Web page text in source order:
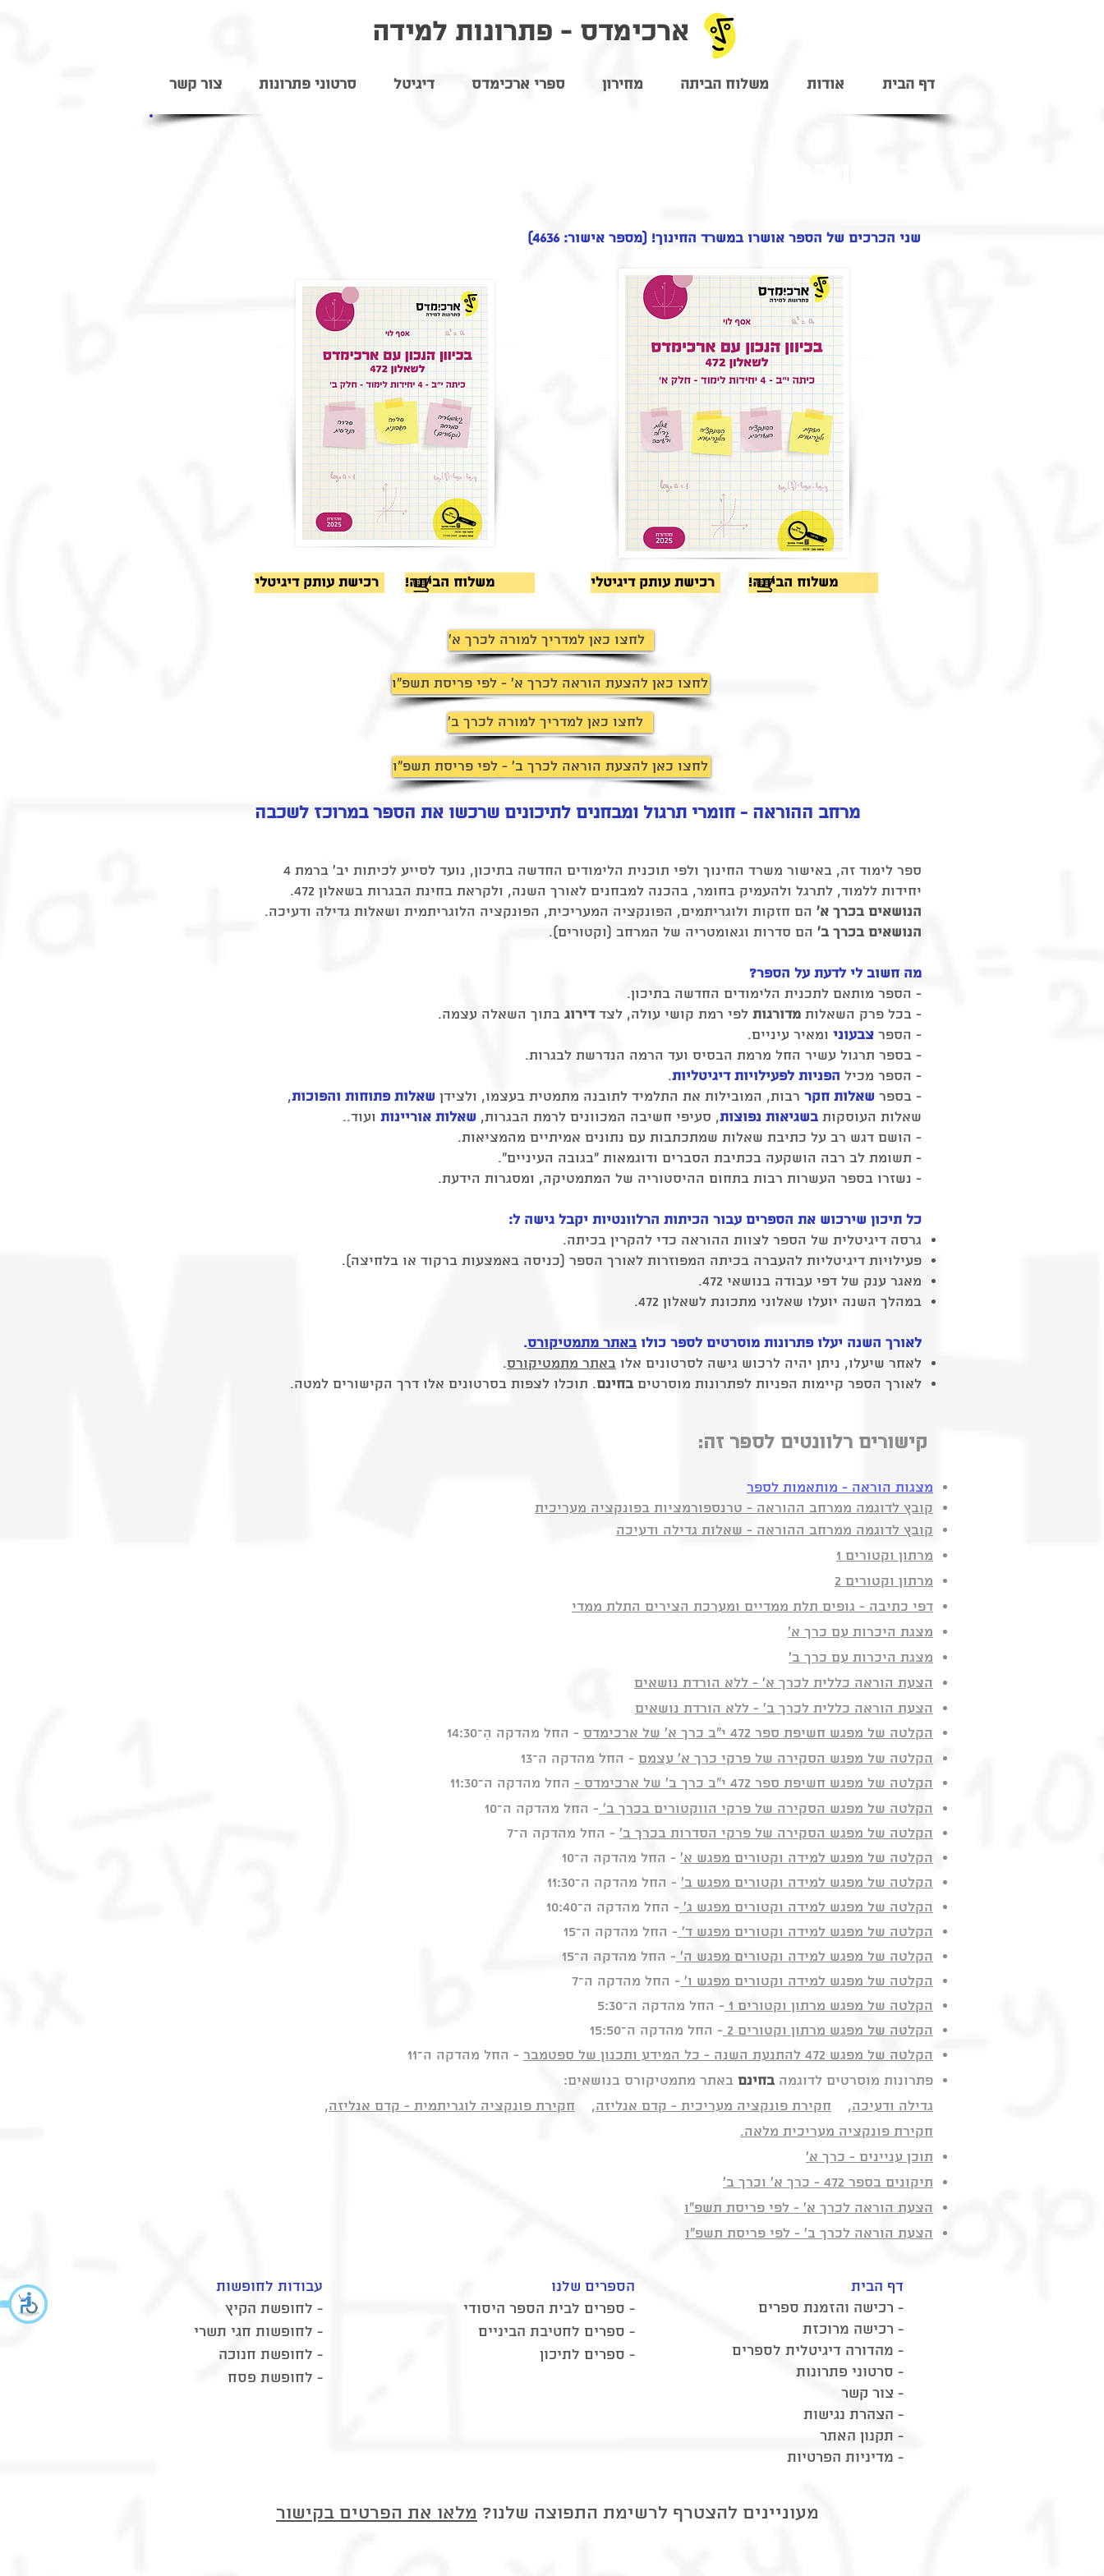
ארכימדס - פתרונות למידה
דף הבית אודות משלוח הביתה מחירון ספרי ארכימדס דיגיטל סרטוני פתרונות צור קשר
​שני הכרכים של הספר אושרו במשרד החינוך! (מספר אישור: 4636)
רכישת עותק דיגיטלי !משלוח הביתה רכישת עותק דיגיטלי !משלוח הביתה
'לחצו כאן למדריך למורה לכרך א
'לחצו כאן למדריך למורה לכרך ב
מרחב ההוראה - חומרי תרגול ומבחנים לתיכונים שרכשו את הספר במרוכז לשכבה
לחצו כאן להצעת הוראה לכרך א' - לפי פריסת תשפ"ו
לחצו כאן להצעת הוראה לכרך ב' - לפי פריסת תשפ"ו
ספר לימוד זה, באישור משרד החינוך ולפי תוכנית הלימודים החדשה בתיכון, נועד לסייע לכיתות יב' ברמת 4
יחידות ללמוד, לתרגל ולהעמיק בחומר, בהכנה למבחנים לאורך השנה, ולקראת בחינת הבגרות בשאלון 472.
​הנושאים בכרך א' הם חזקות ולוגריתמים, הפונקציה המעריכית, הפונקציה הלוגריתמית ושאלות גדילה ודעיכה.
​הנושאים בכרך ב' הם סדרות וגאומטריה של המרחב (וקטורים).
מה חשוב לי לדעת על הספר?
- הספר מותאם לתכנית הלימודים החדשה בתיכון.
- בכל פרק השאלות מדורגות לפי רמת קושי עולה, לצדדירוג בתוך השאלה עצמה.
- הספר צבעוני ומאיר עיניים.
- בספר תרגול עשיר החל מרמת הבסיס ועד הרמה הנדרשת לבגרות.
- הספר מכיל הפניות לפעילויות דיגיטליות.
- בספר שאלות חקר רבות, המובילות את התלמיד לתובנה מתמטית בעצמו, ולצידן שאלות פתוחות והפוכות,
שאלות העוסקות בשגיאות נפוצות, סעיפי חשיבה המכוונים לרמת הבגרות, שאלות אוריינות ועוד..
- הושם דגש רב על כתיבת שאלות שמתכתבות עם נתונים אמיתיים מהמציאות.
- תשומת לב רבה הושקעה בכתיבת הסברים ודוגמאות "בגובה העיניים".
- נשזרו בספר העשרות רבות בתחום ההיסטוריה של המתמטיקה, ומסגרות הידעת.
כל תיכון שירכוש את הספרים עבור הכיתות הרלוונטיות יקבל גישה ל:
גרסה דיגיטלית של הספר לצוות ההוראה כדי להקרין בכיתה.
פעילויות דיגיטליות להעברה בכיתה המפוזרות לאורך הספר (כניסה באמצעות ברקוד או בלחיצה).
מאגר ענק של דפי עבודה בנושאי 472.
​במהלך השנה יועלו שאלוני מתכונת לשאלון 472.
לאורך השנה יעלו פתרונות מוסרטים לספר כולו באתר מתמטיקורס.
לאחר שיעלו, ניתן יהיה לרכוש גישה לסרטונים אלו באתר מתמטיקורס.
לאורך הספר קיימות הפניות לפתרונות מוסרטים בחינם. תוכלו לצפות בסרטונים אלו דרך הקישורים למטה.
:קישורים רלוונטים לספר זה
מצגות הוראה - מותאמות לספר
קובץ לדוגמה ממרחב ההוראה - טרנספורמציות בפונקציה מעריכית
קובץ לדוגמה ממרחב ההוראה - שאלות גדילה ודעיכה
מרתון וקטורים 1
מרתון וקטורים 2
דפי כתיבה - גופים תלת ממדיים ומערכת הצירים התלת ממדי
מצגת היכרות עם כרך א'
מצגת היכרות עם כרך ב'
הצעת הוראה כללית לכרך א' - ללא הורדת נושאים
הצעת הוראה כללית לכרך ב' - ללא הורדת נושאים
הקלטה של מפגש חשיפת ספר 472 י"ב כרך א' של ארכימדס
- החל מהדקה הַ־14:30
הקלטה של מפגש הסקירה של פרקי כרך א' עצמם - החל מהדקה ה־13
הקלטה של מפגש חשיפת ספר 472 י"ב כרך ב' של ארכימדס -
החל מהדקה ה־11:30
הקלטה של מפגש הסקירה של פרקי הווקטורים בכרך ב' - החל מהדקה ה־10
הקלטה של מפגש הסקירה של פרקי הסדרות בכרך ב' - החל מהדקה ה־7
הקלטה של מפגש למידה וקטורים מפגש א' - החל מהדקה ה־10
הקלטה של מפגש למידה וקטורים מפגש ב' - החל מהדקה ה־11:30
הקלטה של מפגש למידה וקטורים מפגש ג' - החל מהדקה ה־10:40
הקלטה של מפגש למידה וקטורים מפגש ד' - החל מהדקה ה־15
הקלטה של מפגש למידה וקטורים מפגש ה' - החל מהדקה ה־15
הקלטה של מפגש למידה וקטורים מפגש ו' - החל מהדקה ה־7
הקלטה של מפגש מרתון וקטורים 1
- החל מהדקה ה־5:30
הקלטה של מפגש מרתון וקטורים 2
- החל מהדקה ה־15:50
הקלטה של מפגש 472 להתנעת השנה - כל המידע ותכנון של ספטמבר
- החל מהדקה ה־11
פתרונות מוסרטים לדוגמה בחינם באתר מתמטיקורס בנושאים:
גדילה ודעיכה, חקירת פונקציה מעריכית - קדם אנליזה, חקירת פונקציה לוגריתמית - קדם אנליזה,
חקירת פונקציה מעריכית מלאה.
תוכן עניינים - כרך א'
תיקונים בספר 472 - כרך א' וכרך ב'
הצעת הוראה לכרך א' - לפי פריסת תשפ"ו
הצעת הוראה לכרך ב' - לפי פריסת תשפ"ו
עבודות לחופשות
- לחופשת הקיץ
- לחופשות חגי תשרי
- לחופשת חנוכה
- לחופשת פסח
הספרים שלנו
- ספרים לבית הספר היסודי
- ספרים לחטיבת הביניים
- ספרים לתיכון
דף הבית
רכישה והזמנת ספרים -
רכישה מרוכזת -
מהדורה דיגיטלית לספרים -
סרטוני פתרונות -
צור קשר -
- הצהרת נגישות
- תקנון האתר
- מדיניות הפרטיות
מעוניינים להצטרף לרשימת התפוצה שלנו? מלאו את הפרטים בקישור